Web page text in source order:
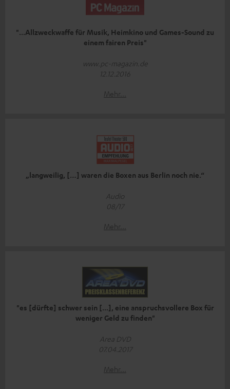
"...Allzweckwaffe für Musik, Heimkino und Games-Sound zu
einem fairen Preis"
www.pc-magazin.de
12.12.2016
Mehr...
„langweilig, […] waren die Boxen aus Berlin noch nie.“
Audio
08/17
Mehr...
"es [dürfte] schwer sein [...], eine anspruchsvollere Box für
weniger Geld zu finden"
Area DVD
07.04.2017
Mehr...